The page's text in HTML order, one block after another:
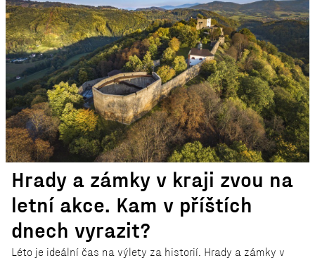
Hrady a zámky v kraji zvou na
letní akce. Kam v příštích
dnech vyrazit?
Léto je ideální čas na výlety za historií. Hrady a zámky v